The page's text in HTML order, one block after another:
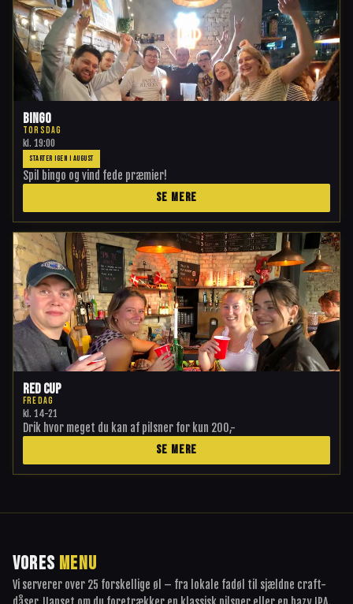
Bingo
TORSDAG
kl. 19:00
STARTER IGEN I AUGUST
Spil bingo og vind fede præmier!
SE MERE
Red Cup
FREDAG
kl. 14-21
Drik hvor meget du kan af pilsner for kun 200,-
SE MERE
VORES MENU
Vi serverer over 25 forskellige øl – fra lokale fadøl til sjældne craft-